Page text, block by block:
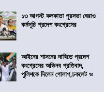
১৩ আগস্ট কলকাতা পুরসভা ঘেরাও
কর্মসূচি প্রদেশ কংগ্রেসের
আইনের শাসনের দাবিতে প্রদেশ
কংগ্রেসের অভিনব প্রতিবাদ,
পুলিশকে দিলেন গোলাপ,চকলেট ও